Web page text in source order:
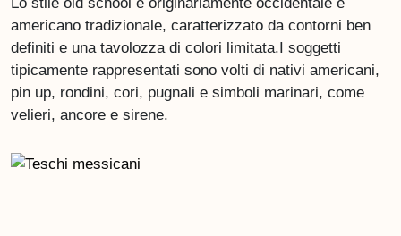
americano tradizionale, caratterizzato da contorni ben
definiti e una tavolozza di colori limitata.I soggetti
tipicamente rappresentati sono volti di nativi americani,
pin up, rondini, cori, pugnali e simboli marinari, come
velieri, ancore e sirene.